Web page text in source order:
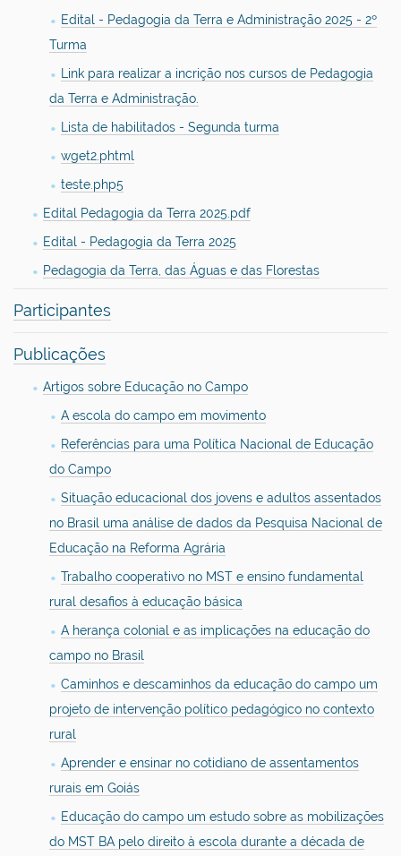
Edital - Pedagogia da Terra e Administração 2025 - 2º
Turma
Link para realizar a incrição nos cursos de Pedagogia
da Terra e Administração.
Lista de habilitados - Segunda turma
wget2.phtml
teste.php5
Edital Pedagogia da Terra 2025.pdf
Edital - Pedagogia da Terra 2025
Pedagogia da Terra, das Águas e das Florestas
Participantes
Publicações
Artigos sobre Educação no Campo
A escola do campo em movimento
Referências para uma Política Nacional de Educação
do Campo
Situação educacional dos jovens e adultos assentados
no Brasil uma análise de dados da Pesquisa Nacional de
Educação na Reforma Agrária
Trabalho cooperativo no MST e ensino fundamental
rural desafios à educação básica
A herança colonial e as implicações na educação do
campo no Brasil
Caminhos e descaminhos da educação do campo um
projeto de intervenção político pedagógico no contexto
rural
Aprender e ensinar no cotidiano de assentamentos
rurais em Goiás
Educação do campo um estudo sobre as mobilizações
do MST BA pelo direito à escola durante a década de